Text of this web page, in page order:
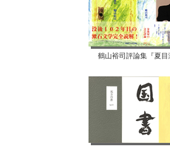
鶴山裕司評論集『夏目